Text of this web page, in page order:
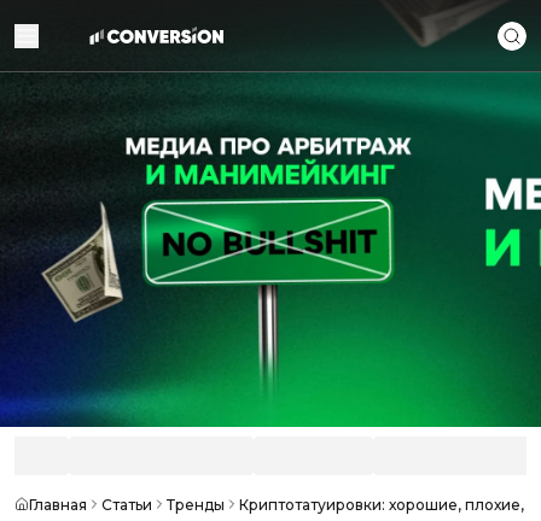
Главная Статьи Тренды Криптотатуировки: хорошие, плохие,